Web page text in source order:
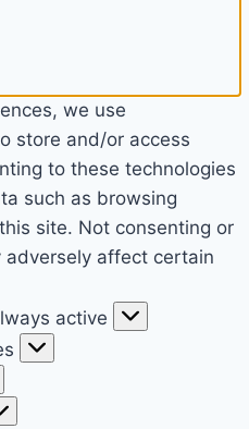
we use
store and/or access
to these technologies
such as browsing
site. Not consenting or
affect certain
active